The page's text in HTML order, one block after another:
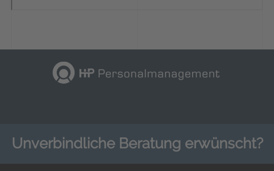
Unverbindliche Beratung erwünscht?